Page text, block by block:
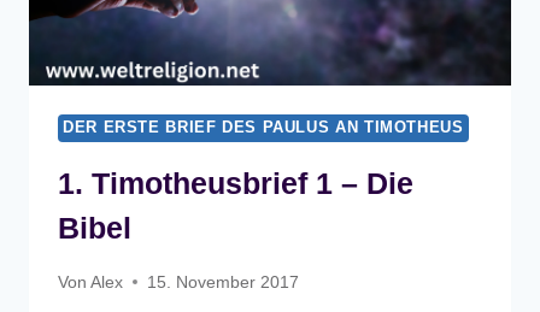
DER ERSTE BRIEF DES PAULUS AN TIMOTHEUS
1. Timotheusbrief 1 – Die
Bibel
Von Alex 15. November 2017